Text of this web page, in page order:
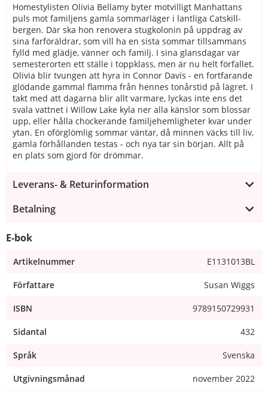
Homestylisten Olivia Bellamy byter motvilligt Manhattans
puls mot familjens gamla sommarläger i lantliga Catskill-
bergen. Där ska hon renovera stugkolonin på uppdrag av
sina farföräldrar, som vill ha en sista sommar tillsammans
fylld med glädje, vänner och familj. I sina glansdagar var
semesterorten ett ställe i toppklass, men är nu helt förfallet.
Olivia blir tvungen att hyra in Connor Davis - en fortfarande
glödande gammal flamma från hennes tonårstid på lägret. I
takt med att dagarna blir allt varmare, lyckas inte ens det
svala vattnet i Willow Lake kyla ner alla känslor som blossar
upp, eller hålla chockerande familjehemligheter kvar under
ytan. En oförglömlig sommar väntar, då minnen väcks till liv,
gamla förhållanden testas - och nya tar sin början. Allt på
en plats som gjord för drömmar.
Leverans- & Returinformation
Betalning
E-bok
Artikelnummer E1131013BL
Författare Susan Wiggs
ISBN 9789150729931
Sidantal 432
Språk Svenska
Utgivningsmånad november 2022